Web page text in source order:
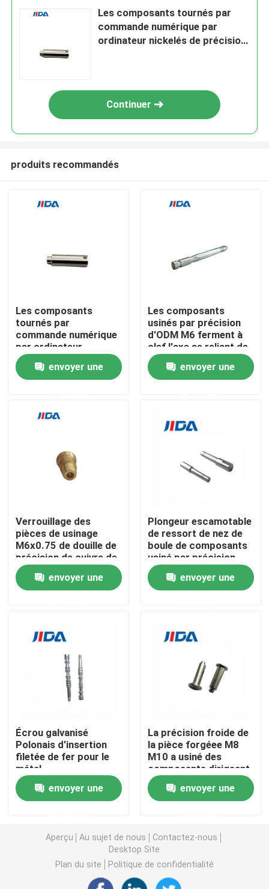
À la maison
Produits
Vidéos
Visite de l'usine
Contrôle qualité
Nouvelles
cas
Vis de réglage de prise de sortilège
Vis d'écrou de sortilège
Vis de machine auto-fileteuse
Phillips Machine Screws
Vis de machine principale encochée
Pan Head Combination Screw
Les composants tournés par
commande numérique par
ordinateur nickelés de précision
Continuer
produits recommandés
Les composants
tournés par
commande numérique
par ordinateur
nickelés de précision
ont encoché le noyau
de fer pour le relais à
envoyer une
Les composants
usinés par précision
d'ODM M6 ferment à
clef l'axe se reliant de
cylindre
envoyer une
Verrouillage des
pièces de usinage
M6x0.75 de douille de
précision de cuivre de
commande numérique
par ordinateur
envoyer une
Plongeur escamotable
de ressort de nez de
boule de composants
usiné par précision
d'acier inoxydable
envoyer une
Écrou galvanisé
Polonais d'insertion
filetée de fer pour le
métal
envoyer une
La précision froide de
la pièce forgéee M8
M10 a usiné des
composants dirigeant
le rivet de vis de noyau
de relaisenvoyer une
Aperçu Au sujet de nous
Contactez-nous
Desktop Site
Plan du site
Politique de confidentialité